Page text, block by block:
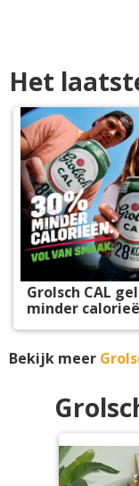
Het
Grolsch CAL
minder
Bekijk meer